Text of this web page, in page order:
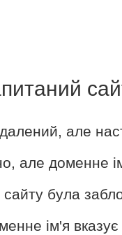
але
але доменне
була
ім'я